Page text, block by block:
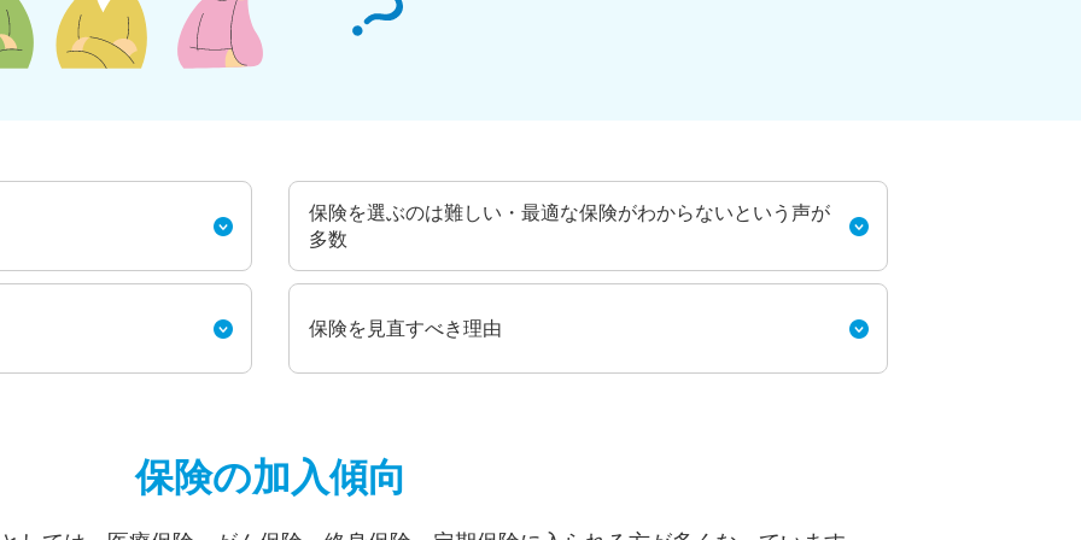
保険を選ぶのは難しい・最適な保険がわからないという声が
多数
保険を見直すべき理由
保険の加入傾向